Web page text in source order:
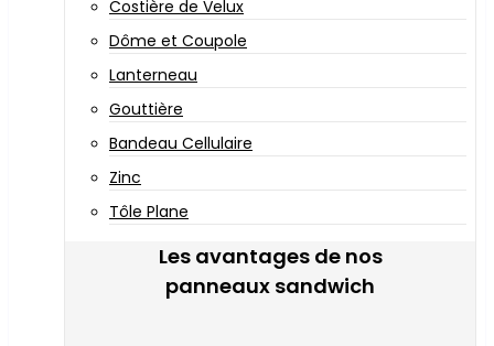
Costière de Velux
Dôme et Coupole
Lanterneau
Gouttière
Bandeau Cellulaire
Zinc
Tôle Plane
Les avantages de nos
panneaux sandwich